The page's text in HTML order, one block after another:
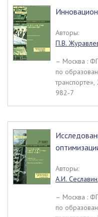
Авторы:
П.В.
– Москва :
по
982-7
Авторы:
А.И. Сеславин,
– Москва :
по